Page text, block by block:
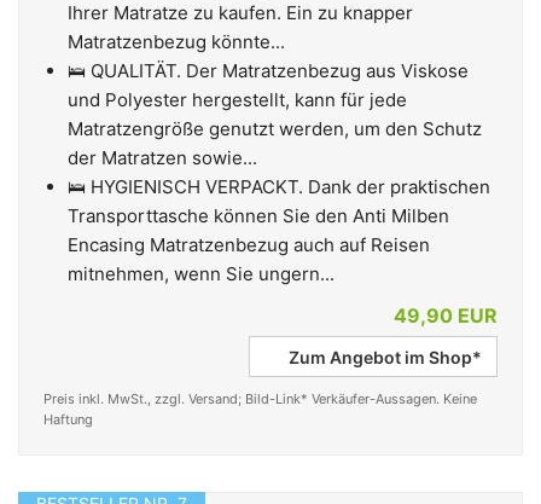
Ihrer Matratze zu kaufen. Ein zu knapper
Matratzenbezug könnte...
🛌 QUALITÄT. Der Matratzenbezug aus Viskose
und Polyester hergestellt, kann für jede
Matratzengröße genutzt werden, um den Schutz
der Matratzen sowie...
🛌 HYGIENISCH VERPACKT. Dank der praktischen
Transporttasche können Sie den Anti Milben
Encasing Matratzenbezug auch auf Reisen
mitnehmen, wenn Sie ungern...
49,90 EUR
Zum Angebot im Shop*
Preis inkl. MwSt., zzgl. Versand; Bild-Link* Verkäufer-Aussagen. Keine
Haftung